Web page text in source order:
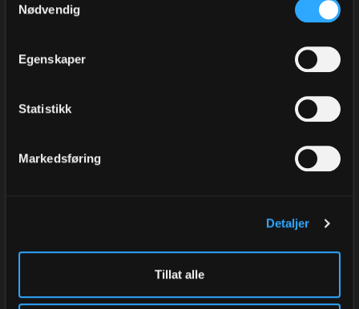
Nødvendig
Egenskaper
Statistikk
Markedsføring
Detaljer
Tillat alle
Plastfeste Fine 40 mm.
10.000 stk.
Varenr
Kjøp
Plastfeste Standard 20
mm. 5000 stk.
10651-20
261,00
Kjøp